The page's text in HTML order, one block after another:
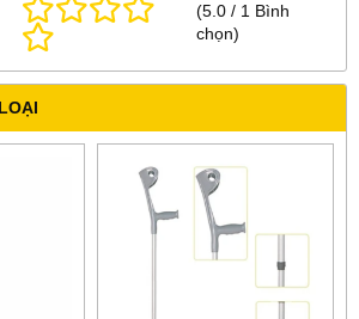
(5.0 / 1 Bình
chọn)